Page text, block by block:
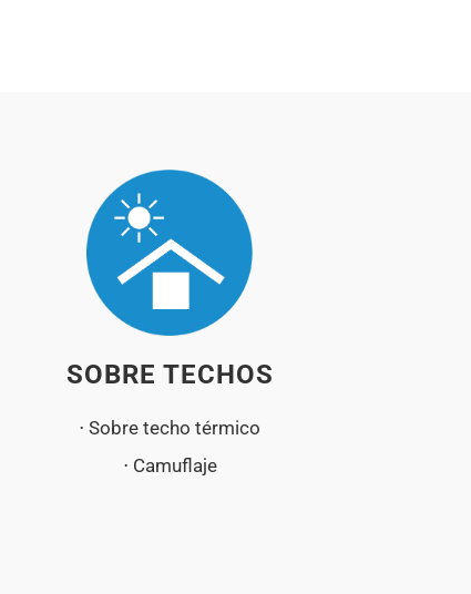
SOBRE TECHOS
⋅ Sobre techo térmico
⋅ Camuflaje